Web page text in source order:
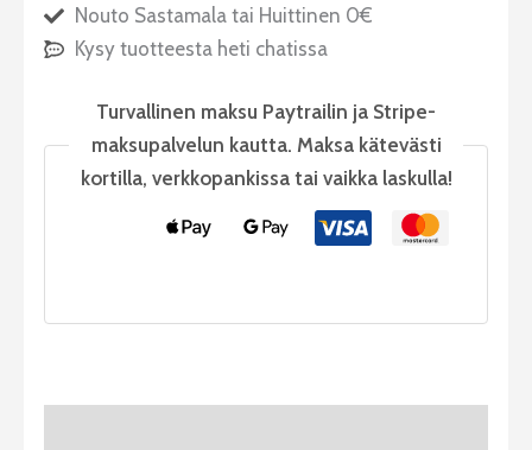
Nouto Sastamala tai Huittinen 0€
Kysy tuotteesta heti chatissa
Turvallinen maksu Paytrailin ja Stripe-
maksupalvelun kautta. Maksa kätevästi
kortilla, verkkopankissa tai vaikka laskulla!